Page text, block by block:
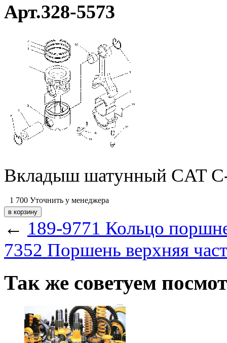
Арт.328-5573
Вкладыш шатунный CAT
1 700 Уточнить у менеджера
← 189-9771 Кольцо
7352 Поршень верхняя
Так же советуем